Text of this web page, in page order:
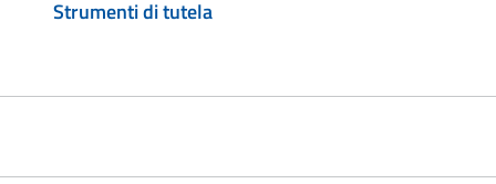
Strumenti di tutela